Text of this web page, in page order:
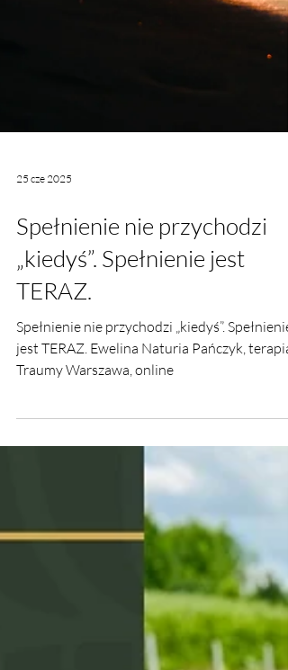
Spełnienie nie przychodzi
„kiedyś”. Spełnienie jest
TERAZ.
Spełnienie nie przychodzi „kiedyś”. Spełnienie
jest TERAZ. Ewelina Naturia Pańczyk, terapia